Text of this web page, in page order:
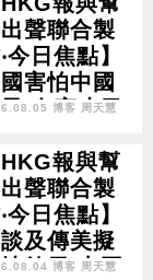
聲聯合製
今日焦點】
害怕中國
白宮小丑
迴
博客 周天慧
HKG報與幫
聲聯合製
今日焦點】
及傳美擬
啟示 中國
博客 周天慧